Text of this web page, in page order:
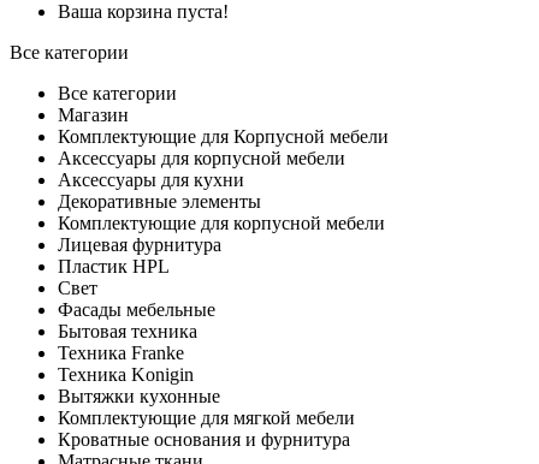
Ваша корзина пуста!
Все категории
Все категории
Магазин
Комплектующие для Корпусной мебели
Аксессуары для корпусной мебели
Аксессуары для кухни
Декоративные элементы
Комплектующие для корпусной мебели
Лицевая фурнитура
Пластик HPL
Свет
Фасады мебельные
Бытовая техника
Техника Franke
Техника Konigin
Вытяжки кухонные
Комплектующие для мягкой мебели
Кроватные основания и фурнитура